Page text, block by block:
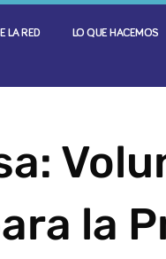
LA RED LO QUE HACEMOS
la